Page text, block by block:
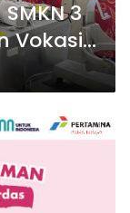
3
Vokasi